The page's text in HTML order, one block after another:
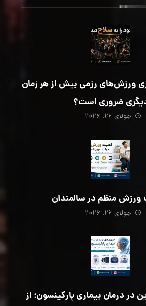
ورزش‌های رزمی بیش از هر زمان
ضروری است؟
جولای ۲۶, ۲۰۲۶
منظم در سالمندان
جولای ۲۶, ۲۰۲۶
در درمان بیماری پارکینسون؛ از